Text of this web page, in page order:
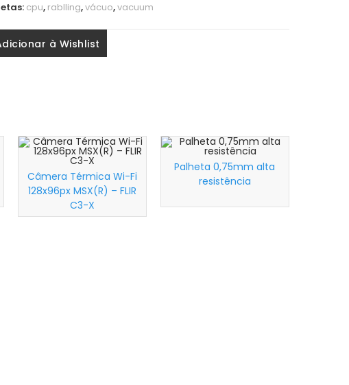
cpu, rablling,vácuo,vacuum
à Wishlist
Wishlist
Câmera Térmica Wi-Fi
128x96px MSX(R) – FLIR
C3-X
Wishlist
Palheta 0,75mm alta
resistência